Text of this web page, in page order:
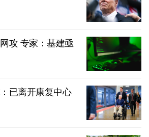
攻 专家：基建亟
已离开康复中心